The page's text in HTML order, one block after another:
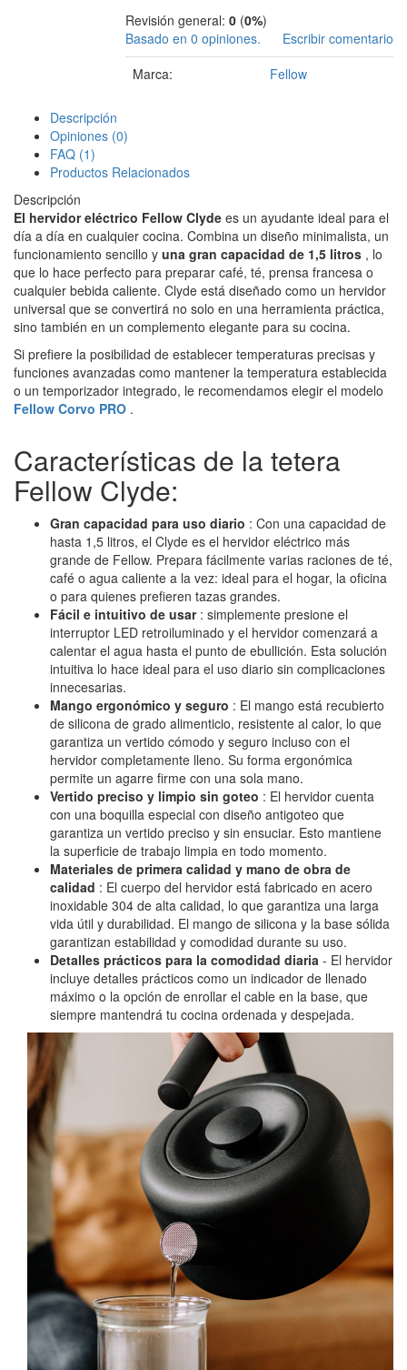
Revisión general: 0 (0%)
Basado en 0 opiniones.
Escribir comentario
Marca:
Fellow
Descripción
Opiniones (0)
FAQ (1)
Productos Relacionados
Descripción
El hervidor eléctrico Fellow Clyde es un ayudante ideal para el
día a día en cualquier cocina. Combina un diseño minimalista, un
funcionamiento sencillo y una gran capacidad de 1,5 litros , lo
que lo hace perfecto para preparar café, té, prensa francesa o
cualquier bebida caliente. Clyde está diseñado como un hervidor
universal que se convertirá no solo en una herramienta práctica,
sino también en un complemento elegante para su cocina.
Si prefiere la posibilidad de establecer temperaturas precisas y
funciones avanzadas como mantener la temperatura establecida
o un temporizador integrado, le recomendamos elegir el modelo
Fellow Corvo PRO .
Características de la tetera
Fellow Clyde:
Gran capacidad para uso diario : Con una capacidad de
hasta 1,5 litros, el Clyde es el hervidor eléctrico más
grande de Fellow. Prepara fácilmente varias raciones de té,
café o agua caliente a la vez: ideal para el hogar, la oficina
o para quienes prefieren tazas grandes.
Fácil e intuitivo de usar: simplemente presione el
interruptor LED retroiluminado y el hervidor comenzará a
calentar el agua hasta el punto de ebullición. Esta solución
intuitiva lo hace ideal para el uso diario sin complicaciones
innecesarias.
Mango ergonómico y seguro : El mango está recubierto
de silicona de grado alimenticio, resistente al calor, lo que
garantiza un vertido cómodo y seguro incluso con el
hervidor completamente lleno. Su forma ergonómica
permite un agarre firme con una sola mano.
Vertido preciso y limpio sin goteo : El hervidor cuenta
con una boquilla especial con diseño antigoteo que
garantiza un vertido preciso y sin ensuciar. Esto mantiene
la superficie de trabajo limpia en todo momento.
Materiales de primera calidad y mano de obra de
calidad : El cuerpo del hervidor está fabricado en acero
inoxidable 304 de alta calidad, lo que garantiza una larga
vida útil y durabilidad. El mango de silicona y la base sólida
garantizan estabilidad y comodidad durante su uso.
Detalles prácticos para la comodidad diaria - El hervidor
incluye detalles prácticos como un indicador de llenado
máximo o la opción de enrollar el cable en la base, que
siempre mantendrá tu cocina ordenada y despejada.